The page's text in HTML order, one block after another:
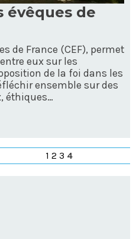
évêques de
de France (CEF), permet
eux sur les
de la foi dans les
ensemble sur des
éthiques…
1 2 3 4